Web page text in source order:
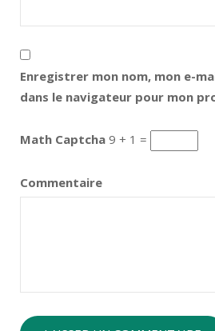
Enregistrer mon nom, mon e-
dans le navigateur pour mon
Math Captcha 9 + 1 =
Commentaire